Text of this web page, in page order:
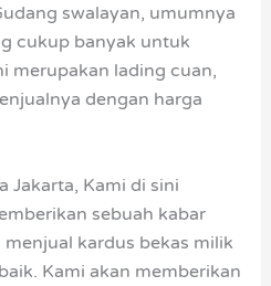
swalayan, umumnya
cukup banyak untuk
merupakan lading cuan,
dengan harga
Jakarta, Kami di sini
sebuah kabar
kardus bekas milik
Kami akan memberikan